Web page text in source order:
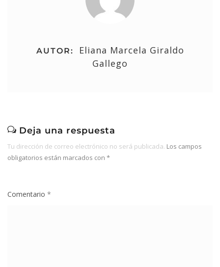
AUTOR:
Eliana Marcela Giraldo
Gallego
Deja una respuesta
Tu dirección de correo electrónico no será publicada. Los campos
obligatorios están marcados con *
Comentario *